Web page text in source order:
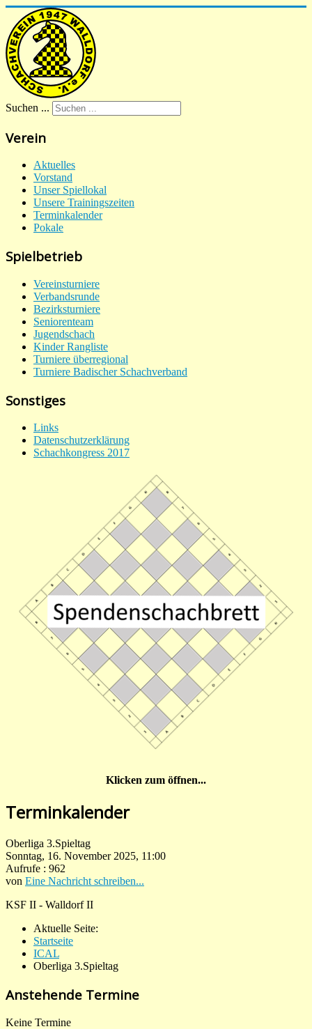
Suchen ...
Verein
Aktuelles
Vorstand
Unser Spiellokal
Unsere Trainingszeiten
Terminkalender
Pokale
Spielbetrieb
Vereinsturniere
Verbandsrunde
Bezirksturniere
Seniorenteam
Jugendschach
Kinder Rangliste
Turniere überregional
Turniere Badischer Schachverband
Sonstiges
Links
Datenschutzerklärung
Schachkongress 2017
Klicken zum öffnen...
Terminkalender
Oberliga 3.Spieltag
Sonntag, 16. November 2025, 11:00
Aufrufe : 962
von Eine Nachricht schreiben...
KSF II - Walldorf II
Aktuelle Seite:
Startseite
ICAL
Oberliga 3.Spieltag
Anstehende Termine
Keine Termine